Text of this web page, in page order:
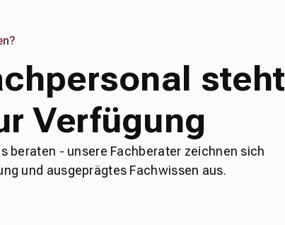
steht
Verfügung
beraten - unsere Fachberater zeichnen sich
und ausgeprägtes Fachwissen aus.